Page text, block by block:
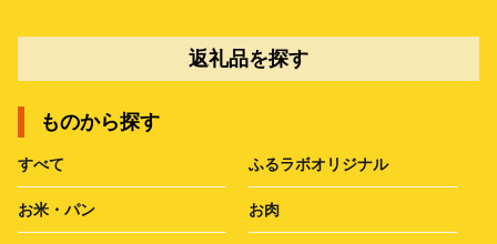
返礼品を探す
ものから探す
すべて ふるラボオリジナル
お米・パン お肉